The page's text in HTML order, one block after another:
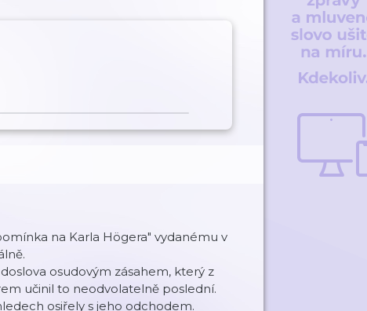
na Karla Högera" vydanému v
osudovým zásahem, který z
učinil to neodvolatelně poslední.
osiřely s jeho odchodem.